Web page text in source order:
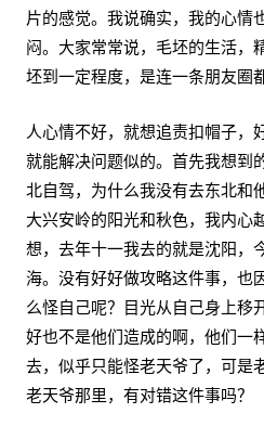
片的感觉。我说确实，我的心情
闷。大家常常说，毛坯的生活，
坯到一定程度，是连一条朋友圈
人心情不好，就想追责扣帽子，
就能解决问题似的。首先我想到
北自驾，为什么我没有去东北和
大兴安岭的阳光和秋色，我内心
想，去年十一我去的就是沈阳，
海。没有好好做攻略这件事，也
么怪自己呢？目光从自己身上移
好也不是他们造成的啊，他们一
去，似乎只能怪老天爷了，可是
老天爷那里，有对错这件事吗？